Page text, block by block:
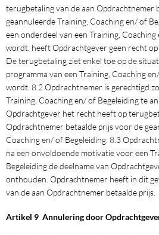
terugbetaling van de aan Opdrachtnemer
geannuleerde Training, Coaching en/ of
een onderdeel van een Training,
wordt, heeft Opdrachtgever geen recht
De terugbetaling ziet enkel toe op de
programma van een Training, Coaching
wordt. 8.2 Opdrachtnemer is gerechtigd
Training, Coaching en/ of Begeleiding te
Opdrachtgever het recht heeft op
Opdrachtnemer betaalde prijs voor de
Coaching en/ of Begeleiding. 8.3
na een onvoldoende motivatie voor een
Begeleiding de deelname van
onthouden. Opdrachtnemer heeft in dit
van de aan Opdrachtnemer betaalde prijs.
Artikel 9 Annulering door